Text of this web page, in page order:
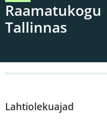
Raamatukogu
Tallinnas
Lahtiolekuajad